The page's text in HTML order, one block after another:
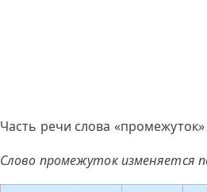
Часть речи слова
Слово промежуток изменяется